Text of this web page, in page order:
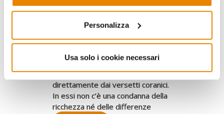
Personalizza
Usa solo i cookie necessari
interesse
Divieto di guadagno smodato e di
usura, obbligo di elemosina a
basi della vita economica e
finanziaria dell’Islam, ricavate
direttamente dai versetti coranici.
In essi non c’è una condanna della
ricchezza né delle differenze